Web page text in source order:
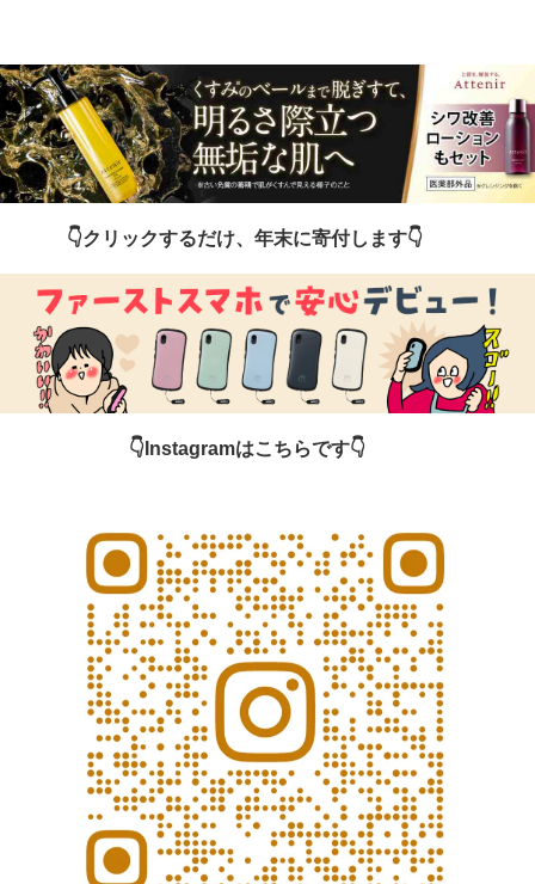
👇️クリックするだけ、年末に寄付します👇️
👇️Instagramはこちらです👇️